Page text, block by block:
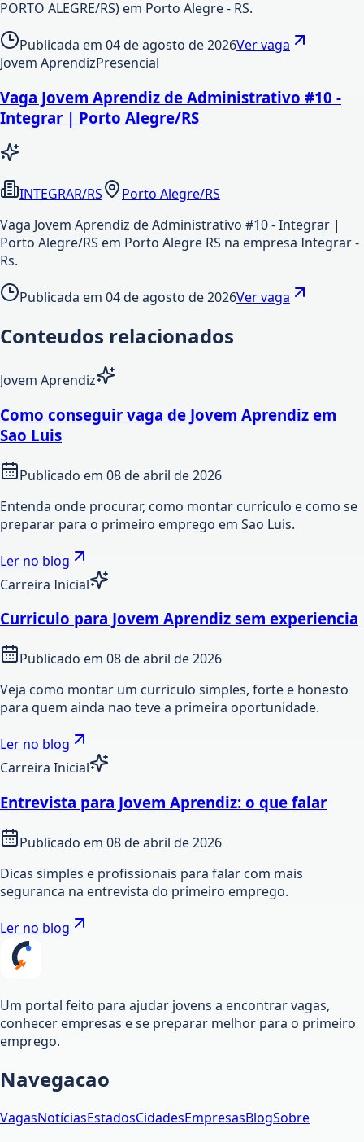
PORTO ALEGRE/RS) em Porto Alegre - RS.
Publicada em 04 de agosto de 2026Ver vaga
Jovem AprendizPresencial
Vaga Jovem Aprendiz de Administrativo #10 -
Integrar | Porto Alegre/RS
INTEGRAR/RS
Porto Alegre/RS
Vaga Jovem Aprendiz de Administrativo #10 - Integrar |
Porto Alegre/RS em Porto Alegre RS na empresa Integrar -
Rs.
Publicada em 04 de agosto de 2026Ver vaga
Conteudos relacionados
Jovem Aprendiz
Como conseguir vaga de Jovem Aprendiz em
Sao Luis
Publicado em 08 de abril de 2026
Entenda onde procurar, como montar curriculo e como se
preparar para o primeiro emprego em Sao Luis.
Ler no blog
Carreira Inicial
Curriculo para Jovem Aprendiz sem experiencia
Publicado em 08 de abril de 2026
Veja como montar um curriculo simples, forte e honesto
para quem ainda nao teve a primeira oportunidade.
Ler no blog
Carreira Inicial
Entrevista para Jovem Aprendiz: o que falar
Publicado em 08 de abril de 2026
Dicas simples e profissionais para falar com mais
seguranca na entrevista do primeiro emprego.
Ler no blog
Um portal feito para ajudar jovens a encontrar vagas,
conhecer empresas e se preparar melhor para o primeiro
emprego.
Navegacao
VagasNotíciasEstadosCidadesEmpresasBlogSobre